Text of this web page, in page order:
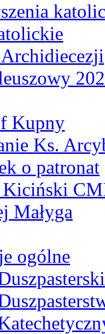
Kupny
Ks.
o patronat
Kiciński
Małyga
ogólne